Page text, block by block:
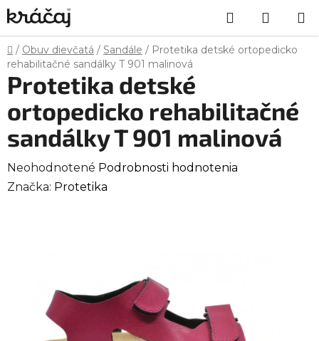
Prejsť
na
obsah
Hľadať
KOŠÍK
Domov
/ Obuv dievčatá / Sandále / Protetika detské ortopedicko
rehabilitačné sandálky T 901 malinová
Protetika detské
ortopedicko rehabilitačné
sandálky T 901 malinová
Priemerné
hodnotenie
hviezdičiek.
Neohodnotené Podrobnosti hodnotenia
Značka: Protetika